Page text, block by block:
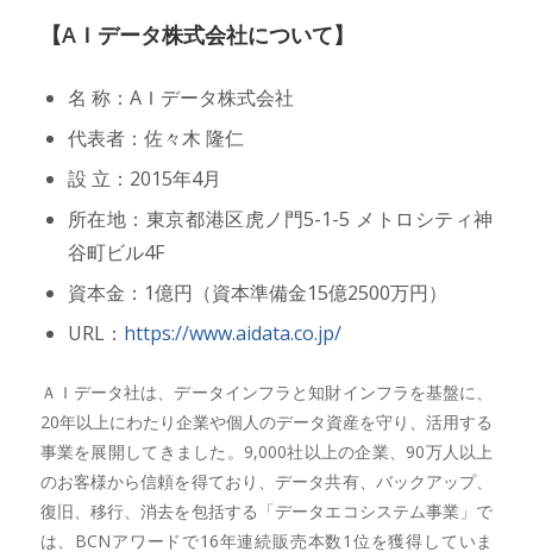
【AＩデータ株式会社について】
名 称：AＩデータ株式会社
代表者：佐々木 隆仁
設 立：2015年4月
所在地：東京都港区虎ノ門5-1-5 メトロシティ神
谷町ビル4F
資本金：1億円（資本準備金15億2500万円）
URL： https://www.aidata.co.jp/
ＡＩデータ社は、データインフラと知財インフラを基盤に、
20年以上にわたり企業や個人のデータ資産を守り、活用する
事業を展開してきました。9,000社以上の企業、90万人以上
のお客様から信頼を得ており、データ共有、バックアップ、
復旧、移行、消去を包括する「データエコシステム事業」で
は、BCNアワードで16年連続販売本数1位を獲得していま